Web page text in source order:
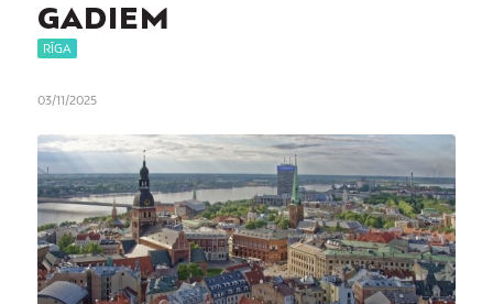
GADIEM
RĪGA
03/11/2025